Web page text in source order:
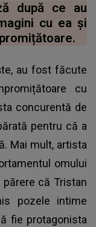
după ce au
cu ea și
au fost făcute
cu
concurentă de
pentru că a
Mai mult, artista
omului
părere că Tristan
pozele intime
fie protagonista